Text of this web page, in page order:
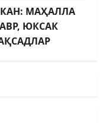
МАҲАЛЛА
ЮКСАК